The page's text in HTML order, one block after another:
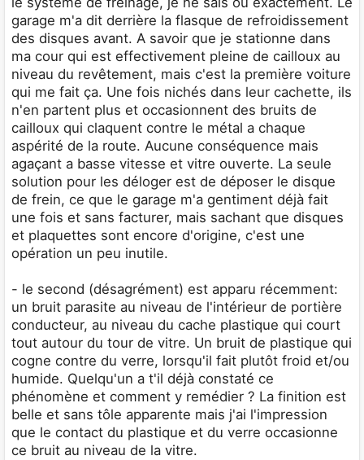
garage m'a dit derrière la flasque de refroidissement
des disques avant. A savoir que je stationne dans
ma cour qui est effectivement pleine de cailloux au
niveau du revêtement, mais c'est la première voiture
qui me fait ça. Une fois nichés dans leur cachette, ils
n'en partent plus et occasionnent des bruits de
cailloux qui claquent contre le métal a chaque
aspérité de la route. Aucune conséquence mais
agaçant a basse vitesse et vitre ouverte. La seule
solution pour les déloger est de déposer le disque
de frein, ce que le garage m'a gentiment déjà fait
une fois et sans facturer, mais sachant que disques
et plaquettes sont encore d'origine, c'est une
opération un peu inutile.
- le second (désagrément) est apparu récemment:
un bruit parasite au niveau de l'intérieur de portière
conducteur, au niveau du cache plastique qui court
tout autour du tour de vitre. Un bruit de plastique qui
cogne contre du verre, lorsqu'il fait plutôt froid et/ou
humide. Quelqu'un a t'il déjà constaté ce
phénomène et comment y remédier ? La finition est
belle et sans tôle apparente mais j'ai l'impression
que le contact du plastique et du verre occasionne
ce bruit au niveau de la vitre.